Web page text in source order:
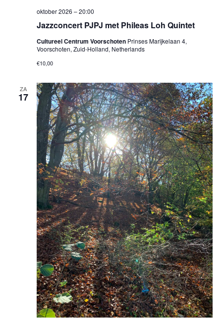
Jazzconcert PJPJ met Phileas Loh Quintet
oktober 2026 – 20:00
Cultureel Centrum Voorschoten Prinses Marijkelaan 4,
Voorschoten, Zuid-Holland, Netherlands
€10,00
ZA
17